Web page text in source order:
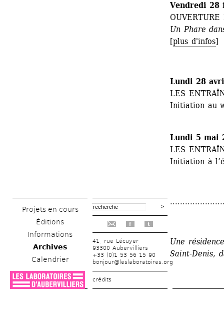
Projets en cours
Éditions
Informations
Archives
Calendrier
f t
41, rue Lécuyer
93300 Aubervilliers
+33 (0)1 53 56 15 90
bonjour@leslaboratoires.org
crédits
Vendredi 28
Un Phare
[plus d'infos]
Lundi 28
LES
Initiation au
Lundi 5 mai
LES
Initiation à
Une
Saint-Denis,